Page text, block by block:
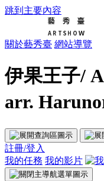
跳到主要內容
關於藝秀臺 網站導覽
伊果王子/
arr.
註冊/登入
我的任務 我的影片